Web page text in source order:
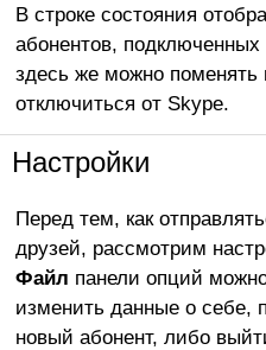
В строке состояния
абонентов,
здесь же можно
отключиться от Skype.
Настройки
Перед тем, как
друзей, рассмотрим
Файл панели опций
изменить данные о себе,
новый абонент, либо